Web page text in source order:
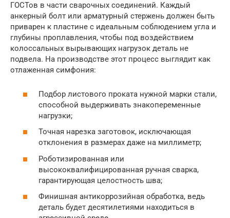
ГОСТов в части сварочных соединений. Каждый
анкерный болт или арматурный стержень должен быть
приварен к пластине с идеальным соблюдением угла и
глубины проплавления, чтобы под воздействием
колоссальных вырывающих нагрузок деталь не
подвела. На производстве этот процесс выглядит как
отлаженная симфония:
Подбор листового проката нужной марки стали,
способной выдерживать знакопеременные
нагрузки;
Точная нарезка заготовок, исключающая
отклонения в размерах даже на миллиметр;
Роботизированная или
высококвалифицированная ручная сварка,
гарантирующая целостность шва;
Финишная антикоррозийная обработка, ведь
деталь будет десятилетиями находиться в